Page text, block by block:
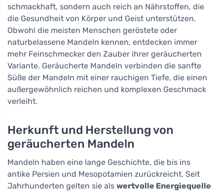
schmackhaft, sondern auch reich an Nährstoffen, die
die Gesundheit von Körper und Geist unterstützen.
Obwohl die meisten Menschen geröstete oder
naturbelassene Mandeln kennen, entdecken immer
mehr Feinschmecker den Zauber ihrer geräucherten
Variante. Geräucherte Mandeln verbinden die sanfte
Süße der Mandeln mit einer rauchigen Tiefe, die einen
außergewöhnlich reichen und komplexen Geschmack
verleiht.
Herkunft und Herstellung von
geräucherten Mandeln
Mandeln haben eine lange Geschichte, die bis ins
antike Persien und Mesopotamien zurückreicht. Seit
Jahrhunderten gelten sie als wertvolle Energiequelle